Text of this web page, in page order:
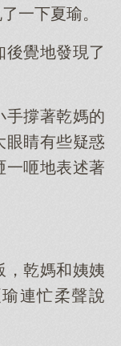
一下夏瑜。
覺地發現了
撐著乾媽的
眼睛有些疑惑
一咂地表述著
，乾媽和姨姨
連忙柔聲說